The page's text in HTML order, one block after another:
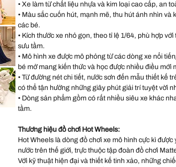
• Xe làm từ chất liệu nhựa và kim loại cao cấp, an
• Màu sắc cuốn hút, mạnh mẽ, thu hút ánh nhìn và
các bé.
• Kích thước xe nhỏ gọn, theo tỉ lệ 1/64, phù hợp
sưu tầm.
• Mô hình xe được mô phỏng từ các dòng xe nổi
bé mở mang kiến thức và học được nhiều điều mới
• Từ đường nét chi tiết, nước sơn đến mẫu thiết kế
có thể tận hưởng những giây phút giải trí tuyệt vời
• Dòng sản phẩm gồm có rất nhiều siêu xe khác
tầm.
Thương hiệu đồ chơi Hot Wheels:
Hot Wheels là dòng đồ chơi xe mô hình cực kì được
nước trên thế giới, trực thuộc tập đoàn đồ chơi
Với kỹ thuật hiện đại và thiết kế tinh xảo, những